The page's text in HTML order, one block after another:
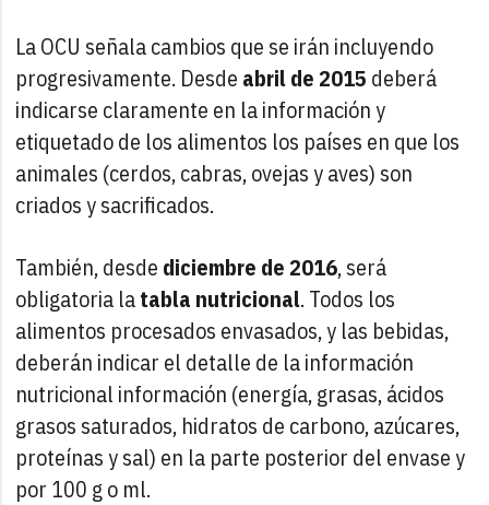
La OCU señala cambios que se irán incluyendo
progresivamente. Desde abril de 2015 deberá
indicarse claramente en la información y
etiquetado de los alimentos los países en que los
animales (cerdos, cabras, ovejas y aves) son
criados y sacrificados.
También, desde diciembre de 2016, será
obligatoria latabla nutricional. Todos los
alimentos procesados envasados, y las bebidas,
deberán indicar el detalle de la información
nutricional información (energía, grasas, ácidos
grasos saturados, hidratos de carbono, azúcares,
proteínas y sal) en la parte posterior del envase y
por 100 g o ml.